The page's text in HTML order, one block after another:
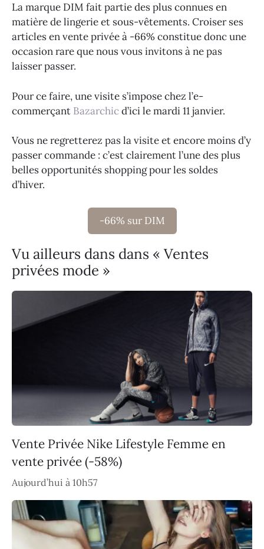
La marque DIM fait partie des plus connues en
matière de lingerie et sous-vêtements. Croiser ses
articles en vente privée à -66% constitue donc une
occasion rare que nous vous invitons à ne pas
laisser passer.
Pour ce faire, une visite s’impose chez l’e-
commerçant Bazarchicd’ici le mardi 11 janvier.
Vous ne regretterez pas la visite et encore moins d’y
passer commande : c’est clairement l’une des plus
belles opportunités shopping pour les soldes
d’hiver.
-66% sur DIM
Vu ailleurs dans dans « Ventes
privées mode »
Vente Privée Nike Lifestyle Femme en
vente privée (-58%)
Aujourd’hui à 10h57